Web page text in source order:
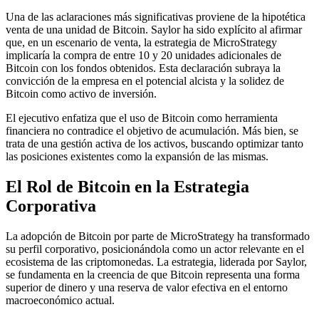
Una de las aclaraciones más significativas proviene de la hipotética
venta de una unidad de Bitcoin. Saylor ha sido explícito al afirmar
que, en un escenario de venta, la estrategia de MicroStrategy
implicaría la compra de entre 10 y 20 unidades adicionales de
Bitcoin con los fondos obtenidos. Esta declaración subraya la
convicción de la empresa en el potencial alcista y la solidez de
Bitcoin como activo de inversión.
El ejecutivo enfatiza que el uso de Bitcoin como herramienta
financiera no contradice el objetivo de acumulación. Más bien, se
trata de una gestión activa de los activos, buscando optimizar tanto
las posiciones existentes como la expansión de las mismas.
El Rol de Bitcoin en la Estrategia
Corporativa
La adopción de Bitcoin por parte de MicroStrategy ha transformado
su perfil corporativo, posicionándola como un actor relevante en el
ecosistema de las criptomonedas. La estrategia, liderada por Saylor,
se fundamenta en la creencia de que Bitcoin representa una forma
superior de dinero y una reserva de valor efectiva en el entorno
macroeconómico actual.